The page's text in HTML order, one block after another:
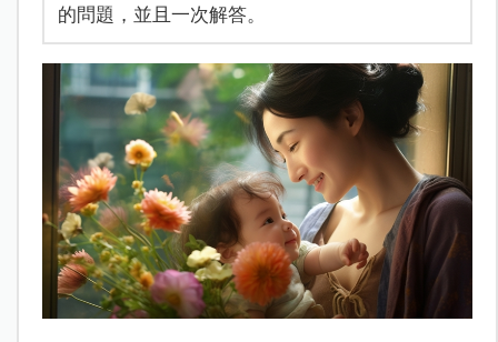
的問題，並且一次解答。